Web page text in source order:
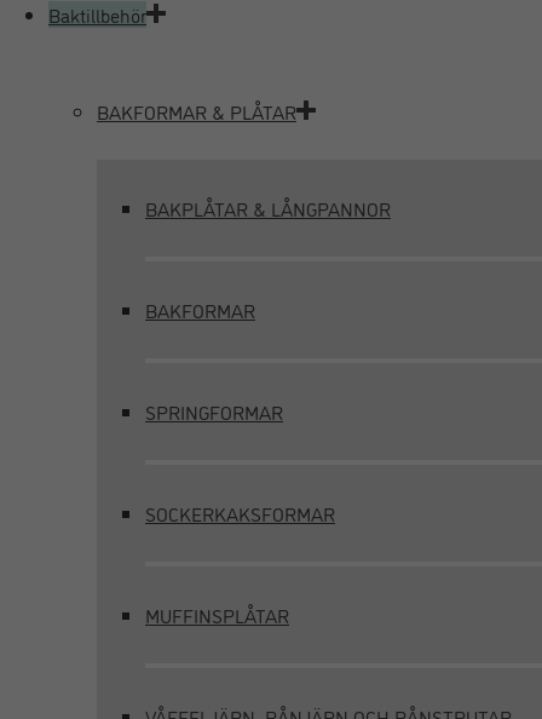
Baktillbehör
BAKFORMAR & PLÅTAR
BAKPLÅTAR & LÅNGPANNOR
BAKFORMAR
SPRINGFORMAR
SOCKERKAKSFORMAR
MUFFINSPLÅTAR